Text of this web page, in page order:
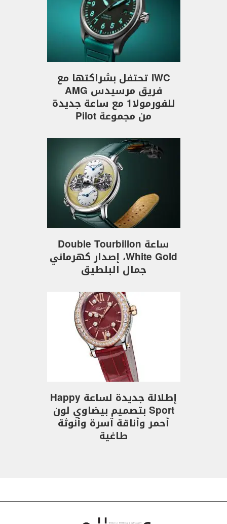
IWC تحتفل بشراكتها مع
فريق مرسيدس AMG
للفورمولا1 مع ساعة جديدة
من مجموعة Pilot
ساعة Double Tourbillon
White Gold، إصدار كهرماني
جمال البلطيق
إطلالة جديدة لساعة Happy
Sport بتصميم بيضاوي لون
أحمر وأناقة آسرة وأنوثة
طاغية